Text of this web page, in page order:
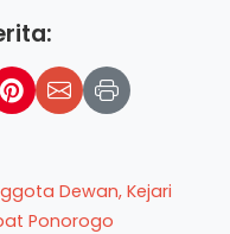
Dewan, Kejari
Ponorogo